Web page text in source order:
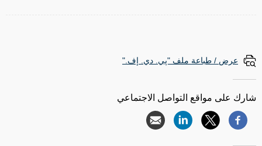
عرض / طباعة ملف "پي. دي. إف."
شارك على مواقع التواصل الاجتماعي